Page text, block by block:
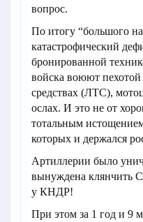
вопрос.
По итогу “большого
катастрофический
бронированной
войска воюют
средствах (ЛТС),
ослах. И это не от
тотальным
которых и держался
Артиллерии было
вынуждена клянчить
у КНДР!
При этом за 1 год и 9